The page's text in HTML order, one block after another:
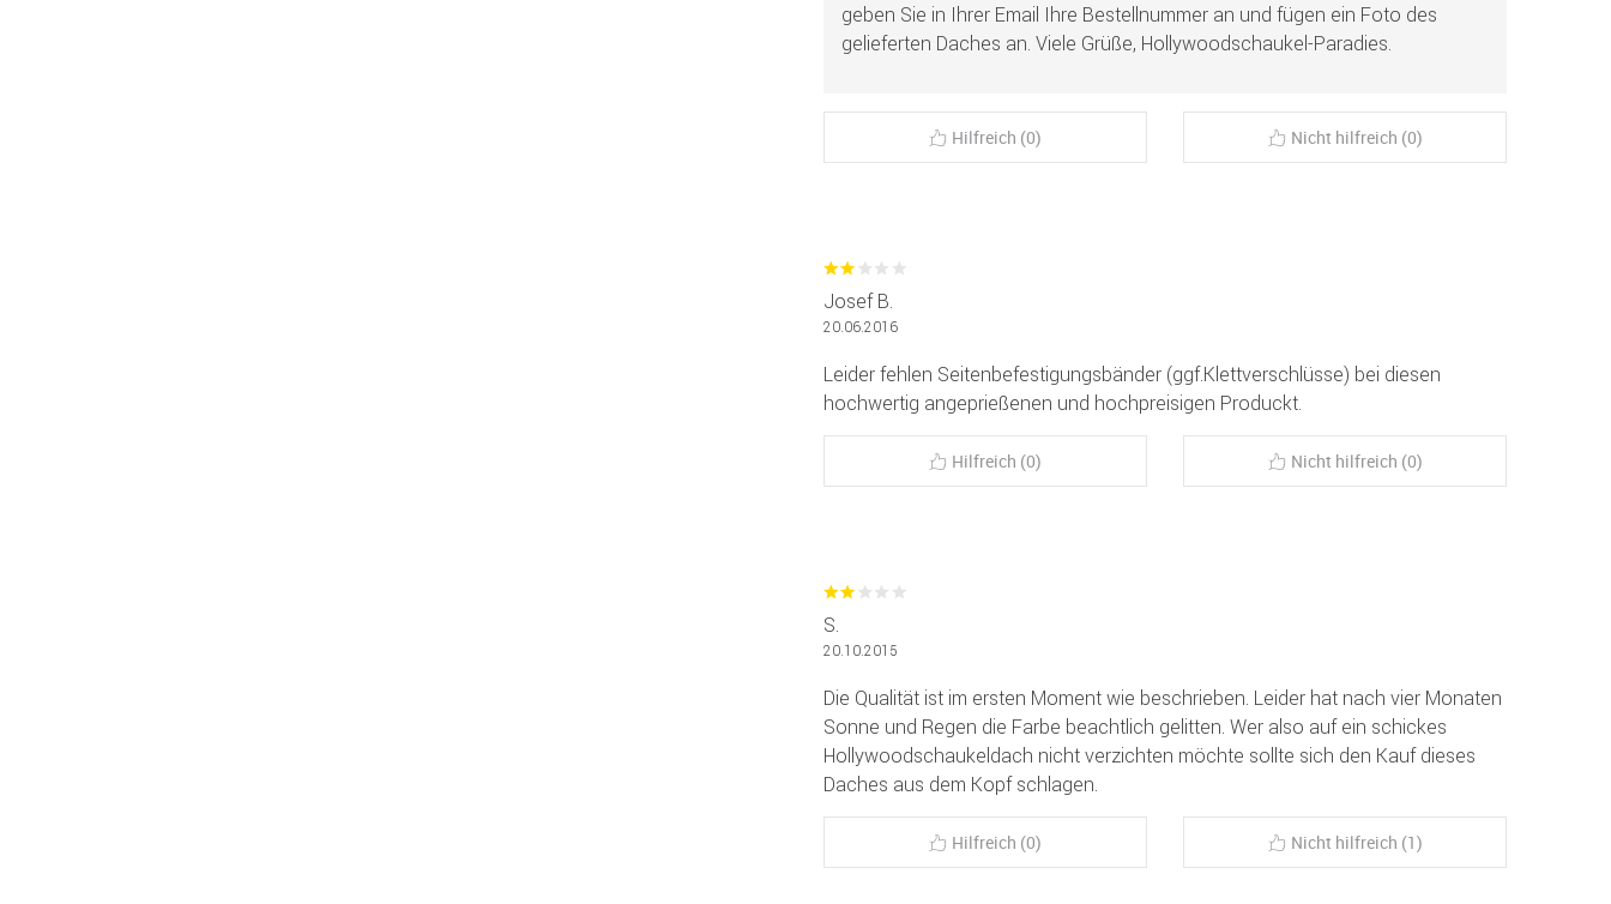
geben Sie in Ihrer Email Ihre Bestellnummer an und fügen ein Foto des
gelieferten Daches an. Viele Grüße, Hollywoodschaukel-Paradies.
Hilfreich (0) Nicht hilfreich (0)
Josef B.
20.06.2016
Leider fehlen Seitenbefestigungsbänder (ggf.Klettverschlüsse) bei diesen
hochwertig angeprießenen und hochpreisigen Produckt.
Hilfreich (0) Nicht hilfreich (0)
S.
20.10.2015
Die Qualität ist im ersten Moment wie beschrieben. Leider hat nach vier Monaten
Sonne und Regen die Farbe beachtlich gelitten. Wer also auf ein schickes
Hollywoodschaukeldach nicht verzichten möchte sollte sich den Kauf dieses
Daches aus dem Kopf schlagen.
Hilfreich (0) Nicht hilfreich (1)